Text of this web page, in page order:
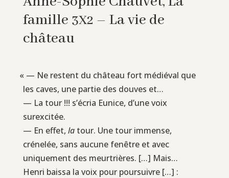
famille 3X2 – La vie de
château
« — Ne restent du château fort médiéval que
les caves, une partie des douves et…
— La tour !!! s’écria Eunice, d’une voix
surexcitée.
— En effet, latour. Une tour immense,
crénelée, sans aucune fenêtre et avec
uniquement des meurtrières. […] Mais…
Henri baissa la voix pour poursuivre […] :